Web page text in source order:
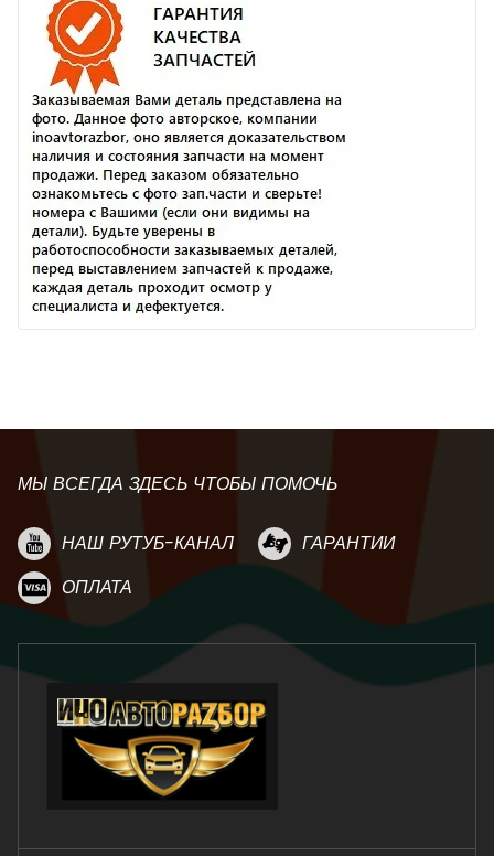
МЫ ВСЕГДА ЗДЕСЬ ЧТОБЫ ПОМОЧЬ
НАШ РУТУБ-КАНАЛ
ГАРАНТИИ
ОПЛАТА